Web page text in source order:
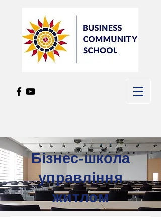
Бізнес-школа
управління
житлом